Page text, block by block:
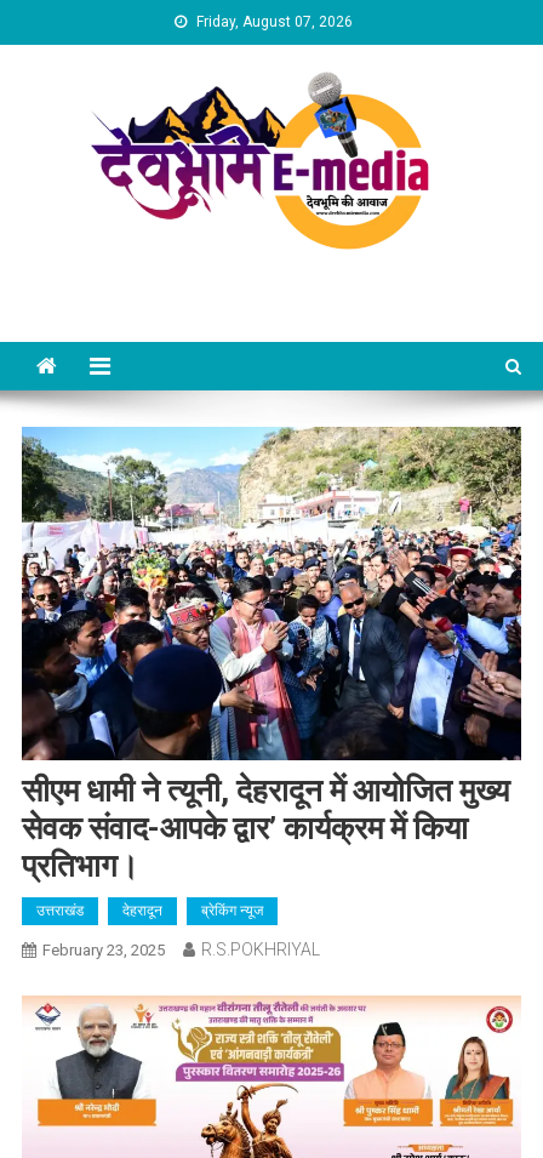
to
Friday, August 07, 2026
सीएम धामी ने त्यूनी, देहरादून में आयोजित मुख्य
सेवक संवाद-आपके द्वार’ कार्यक्रम में किया
प्रतिभाग।
उत्तराखंड देहरादून ब्रेकिंग न्यूज
February 23, 2025 R.S.POKHRIYAL